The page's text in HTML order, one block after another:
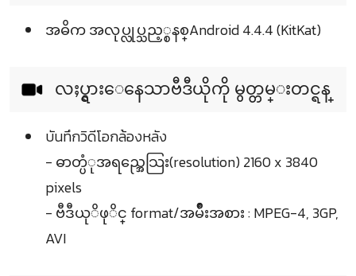
အဓိက အလုပ္လုပ္သည့္စနစ္Android 4.4.4 (KitKat)
လႈပ္ရွားေနေသာဗီဒီယိုကို မွတ္တမ္းတင္ရန္
บันทึกวิดีโอกล้องหลัง
- ဓာတ္ပံုအရည္အေသြး(resolution) 2160 x 3840
pixels
- ဗီဒီယုိဖုိင္ format/အမ်ဳိးအစား : MPEG-4, 3GP,
AVI